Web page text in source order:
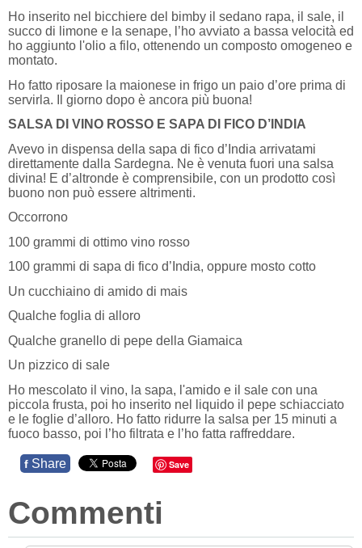
Ho inserito nel bicchiere del bimby il sedano rapa, il sale, il
succo di limone e la senape, l’ho avviato a bassa velocità ed
ho aggiunto l'olio a filo, ottenendo un composto omogeneo e
montato.
Ho fatto riposare la maionese in frigo un paio d’ore prima di
servirla. Il giorno dopo è ancora più buona!
SALSA DI VINO ROSSO E SAPA DI FICO D’INDIA
Avevo in dispensa della sapa di fico d’India arrivatami
direttamente dalla Sardegna. Ne è venuta fuori una salsa
divina! E d’altronde è comprensibile, con un prodotto così
buono non può essere altrimenti.
Occorrono
100 grammi di ottimo vino rosso
100 grammi di sapa di fico d’India, oppure mosto cotto
Un cucchiaino di amido di mais
Qualche foglia di alloro
Qualche granello di pepe della Giamaica
Un pizzico di sale
Ho mescolato il vino, la sapa, l'amido e il sale con una
piccola frusta, poi ho inserito nel liquido il pepe schiacciato
e le foglie d’alloro. Ho fatto ridurre la salsa per 15 minuti a
fuoco basso, poi l’ho filtrata e l’ho fatta raffreddare.
f Share Save
Commenti